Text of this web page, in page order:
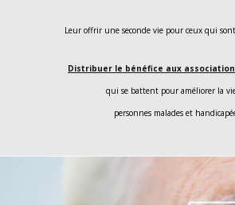
Leur offrir une seconde vie pour ceux qui
Distribuer le bénéfice aux
qui se battent pour améliorer la
personnes malades et